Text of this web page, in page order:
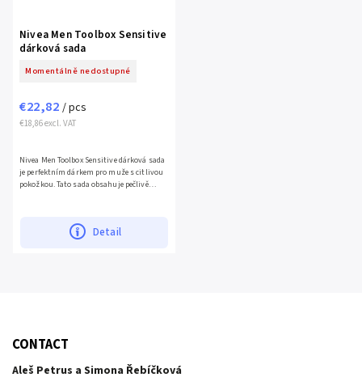
Nivea Men Toolbox Sensitive
dárková sada
Momentálně nedostupné
€18,86 excl. VAT
€22,82 / pcs
Detail
Nivea Men Toolbox Sensitive dárková sada
je perfektním dárkem pro muže s citlivou
pokožkou. Tato sada obsahuje pečlivě
CONTACT
Aleš Petrus a Simona Řebíčková